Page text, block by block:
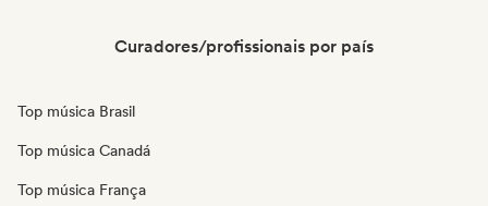
Curadores/profissionais por país
Top música Brasil
Top música Canadá
Top música França